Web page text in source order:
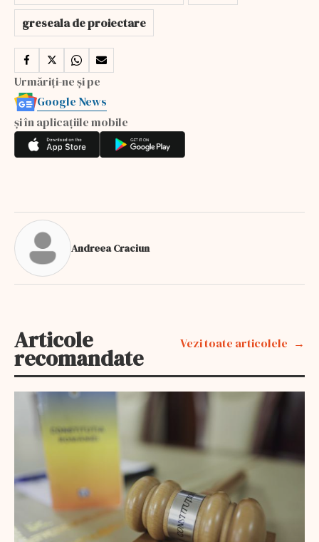
greseala de proiectare
Urmăriți-ne și pe
Google News
și în aplicațiile mobile
Andreea Craciun
Articole
recomandate
Vezi toate articolele